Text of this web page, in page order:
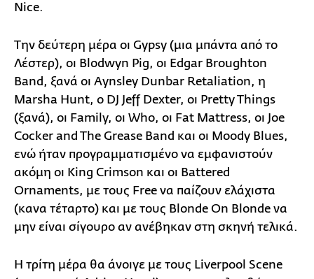
Nice.
Την δεύτερη μέρα οι Gypsy (μια μπάντα από το
Λέστερ), οι Blodwyn Pig, οι Edgar Broughton
Band, ξανά οι Aynsley Dunbar Retaliation, η
Marsha Hunt, ο DJ Jeff Dexter, οι Pretty Things
(ξανά), οι Family, οι Who, οι Fat Mattress, οι Joe
Cocker and The Grease Band και οι Moody Blues,
ενώ ήταν προγραμματισμένο να εμφανιστούν
ακόμη οι King Crimson και οι Battered
Ornaments, με τους Free να παίζουν ελάχιστα
(κανα τέταρτο) και με τους Blonde On Blonde να
μην είναι σίγουρο αν ανέβηκαν στη σκηνή τελικά.
Η τρίτη μέρα θα άνοιγε με τους Liverpool Scene